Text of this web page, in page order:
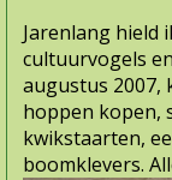
Jarenlang hield
cultuurvogels
augustus 2007,
hoppen kopen,
kwikstaarten,
boomklevers.